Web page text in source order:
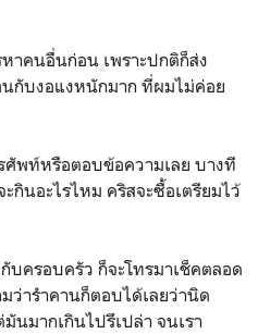
คนอื่นก่อน เพราะปกติก็ส่ง
กับงอแงหนักมาก ที่ผมไม่ค่อย
พท์หรือตอบข้อความเลย บางที
กินอะไรไหม คริสจะซื้อเตรียมไว้
ครอบครัว ก็จะโทรมาเช็คตลอด
ว่ารำคานก็ตอบได้เลยว่านิด
นมากเกินไปรึเปล่า จนเรา